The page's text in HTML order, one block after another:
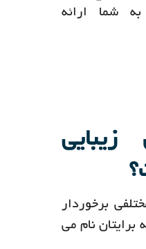
شما ارائه
زیبایی
برخوردار
برایتان نام می